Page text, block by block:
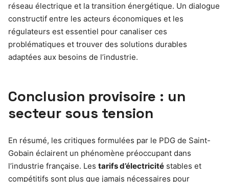
réseau électrique et la transition énergétique. Un dialogue
constructif entre les acteurs économiques et les
régulateurs est essentiel pour canaliser ces
problématiques et trouver des solutions durables
adaptées aux besoins de l’industrie.
Conclusion provisoire : un
secteur sous tension
En résumé, les critiques formulées par le PDG de Saint-
Gobain éclairent un phénomène préoccupant dans
l’industrie française. Les tarifs d’électricité stables et
compétitifs sont plus que jamais nécessaires pour